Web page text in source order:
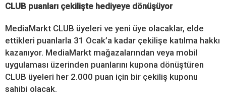
CLUB puanları çekilişte hediyeye dönüşüyor
MediaMarkt CLUB üyeleri ve yeni üye olacaklar, elde
ettikleri puanlarla 31 Ocak’a kadar çekilişe katılma hakkı
kazanıyor. MediaMarkt mağazalarından veya mobil
uygulaması üzerinden puanlarını kupona dönüştüren
CLUB üyeleri her 2.000 puan için bir çekiliş kuponu
sahibi olacak.